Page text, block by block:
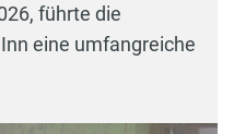
führte die
eine umfangreiche